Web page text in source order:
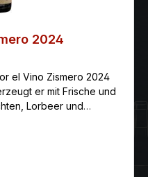
2024
el Vino Zismero 2024
er mit Frische und
Lorbeer und
ist